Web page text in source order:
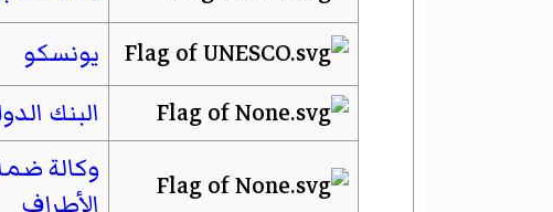
يونسكو
البنك
وكالة